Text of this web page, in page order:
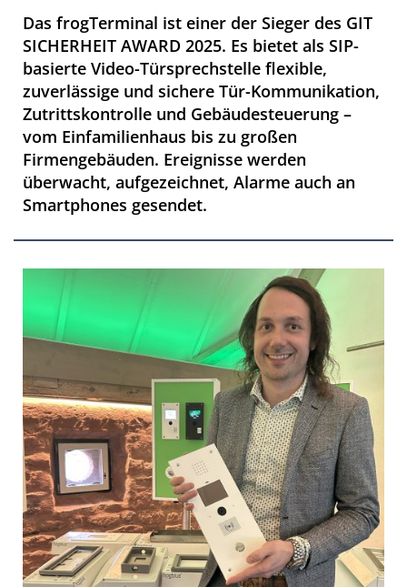
Das frogTerminal ist einer der Sieger des GIT
SICHERHEIT AWARD 2025. Es bietet als SIP-
basierte Video-Türsprechstelle flexible,
zuverlässige und sichere Tür-Kommunikation,
Zutrittskontrolle und Gebäudesteuerung –
vom Einfamilienhaus bis zu großen
Firmengebäuden. Ereignisse werden
überwacht, aufgezeichnet, Alarme auch an
Smartphones gesendet.